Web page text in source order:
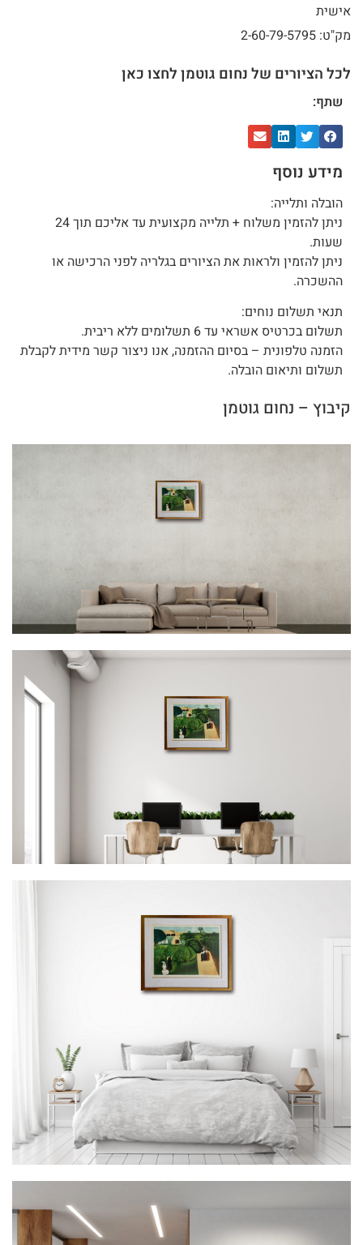
אישית
מק"ט: 2-60-79-5795
לכל הציורים של נחום גוטמן לחצו כאן
שתף:
מידע נוסף
הובלה ותלייה:
ניתן להזמין משלוח + תלייה מקצועית עד אליכם תוך 24
שעות.
ניתן להזמין ולראות את הציורים בגלריה לפני הרכישה או
ההשכרה.
תנאי תשלום נוחים:
תשלום בכרטיס אשראי עד 6 תשלומים ללא ריבית.
הזמנה טלפונית – בסיום ההזמנה, אנו ניצור קשר מידית לקבלת
תשלום ותיאום הובלה.
קיבוץ – נחום גוטמן